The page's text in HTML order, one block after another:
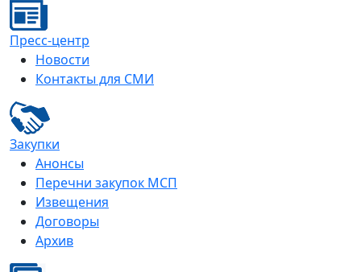
Пресс-центр
Новости
Контакты для СМИ
Закупки
Анонсы
Перечни закупок МСП
Извещения
Договоры
Архив